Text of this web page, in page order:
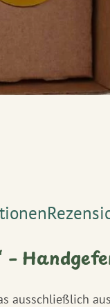
ausschließlich